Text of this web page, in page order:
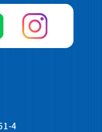
4